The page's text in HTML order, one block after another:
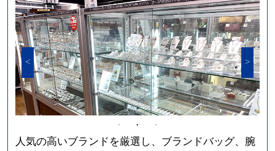
人気の高いブランドを厳選し、ブランドバッグ、腕